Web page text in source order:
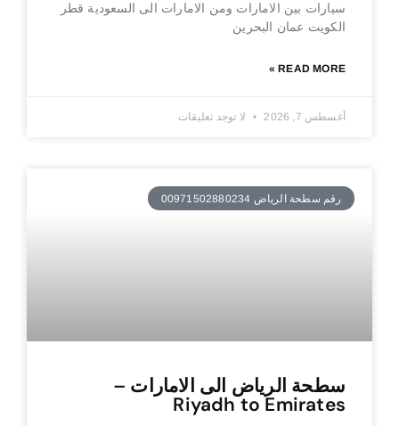
سيارات بين الامارات ومن الامارات الى السعودية قطر
الكويت عمان البحرين
READ MORE »
أغسطس 7, 2026 لا توجد تعليقات
رقم سطحة الرياض 00971502880234
سطحة الرياض الى الامارات –
Riyadh to Emirates